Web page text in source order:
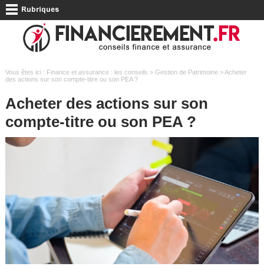
Vous êtes ici : Finance et assurance : les conseils > Gestion de Patrimoine> Acheter
des actions sur son compte-titre ou son PEA ?
Acheter des actions sur son
compte-titre ou son PEA ?